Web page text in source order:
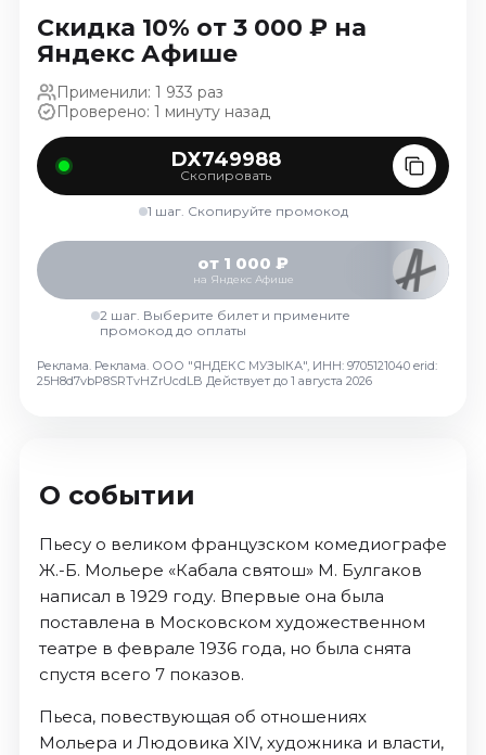
Декабрь 2026
Спорт
Август 2026
Сентябрь 2026
Декабрь 2026
Август 2026
Сентябрь 2026
Октябрь 2026
Ноябрь 2026
Декабрь 2026
Скидка 10% от 3 000 ₽ на
Яндекс Афише
Применили: 1 933 раз
Проверено: 1 минуту назад
DX749988
Скопировать
1 шаг. Скопируйте промокод
от 1 000 ₽
на Яндекс Афише
2 шаг. Выберите билет и примените
промокод до оплаты
Реклама. Реклама. ООО "ЯНДЕКС МУЗЫКА", ИНН: 9705121040 erid:
25H8d7vbP8SRTvHZrUcdLB Действует до 1 августа 2026
О событии
Пьесу о великом французском комедиографе
Ж.-Б. Мольере «Кабала святош» М. Булгаков
написал в 1929 году. Впервые она была
поставлена в Московском художественном
театре в феврале 1936 года, но была снята
спустя всего 7 показов.
Пьеса, повествующая об отношениях
Мольера и Людовика XIV, художника и власти,